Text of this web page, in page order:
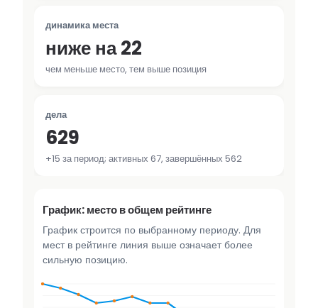
динамика места
ниже на 22
чем меньше место, тем выше позиция
дела
629
+15 за период; активных 67, завершённых 562
График: место в общем рейтинге
График строится по выбранному периоду. Для
мест в рейтинге линия выше означает более
сильную позицию.